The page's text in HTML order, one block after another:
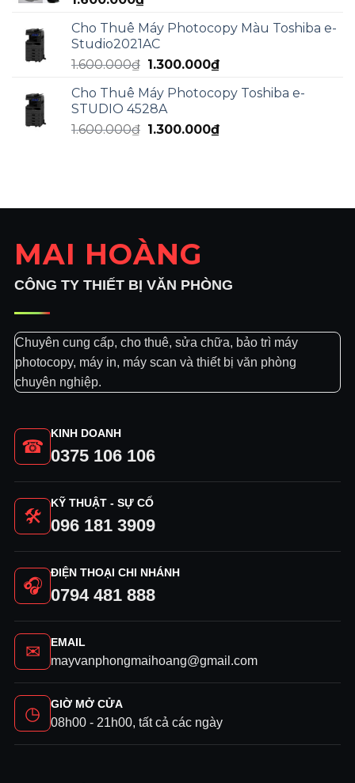
Cho Thuê Máy Photocopy Màu Toshiba e-
Studio2021AC
1.600.000₫ Giá
là:
1.600.000₫.
1.300.000₫Giá
tại
1.300.000₫.
Cho Thuê Máy Photocopy Toshiba e-
STUDIO 4528A
1.600.000₫ Giá
1.300.000₫Giá
MAI HOÀNG
CÔNG TY THIẾT BỊ VĂN PHÒNG
Chuyên cung cấp, cho thuê, sửa chữa, bảo trì máy
photocopy, máy in, máy scan và thiết bị văn phòng
chuyên nghiệp.
☎
KINH DOANH
0375 106 106
🛠
KỸ THUẬT - SỰ CỐ
096 181 3909
🎧
ĐIỆN THOẠI CHI NHÁNH
0794 481 888
✉ EMAIL
mayvanphongmaihoang@gmail.com
◷ GIỜ MỞ CỬA
08h00 - 21h00, tất cả các ngày